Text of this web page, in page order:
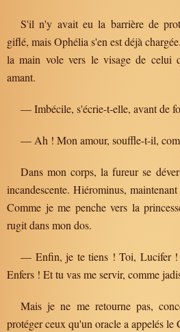
S'il n'y avait eu la barrière de
giflé, mais Ophélia s'en est déjà
la main vole vers le visage de celui
amant.
— Imbécile, s'écrie-t-elle, avant de
— Ah ! Mon amour, souffle-t-il,
Dans mon corps, la fureur se
incandescente. Hiérominus,
Comme je me penche vers la
rugit dans mon dos.
— Enfin, je te tiens ! Toi, Lucifer !
Enfers ! Et tu vas me servir, comme
Mais je ne me retourne pas,
protéger ceux qu'un oracle a appelés le